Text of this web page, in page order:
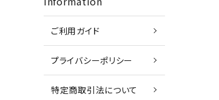
ご利用ガイド
プライバシーポリシー
特定商取引法について